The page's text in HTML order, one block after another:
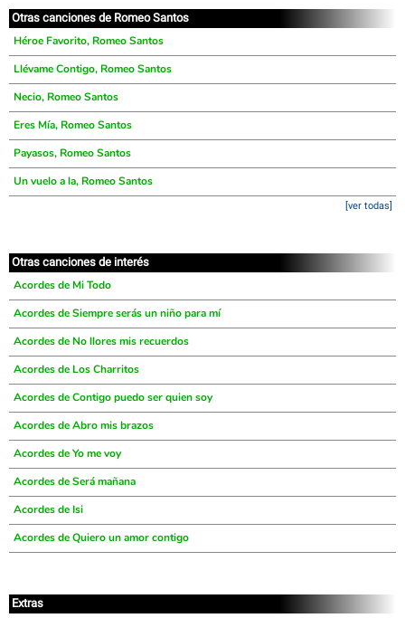
Otras canciones de Romeo Santos
Héroe Favorito, Romeo Santos
Llévame Contigo, Romeo Santos
Necio, Romeo Santos
Eres Mía, Romeo Santos
Payasos, Romeo Santos
Un vuelo a la, Romeo Santos
[ver todas]
Otras canciones de interés
Acordes de Mi Todo
Acordes de Siempre serás un niño para mí
Acordes de No llores mis recuerdos
Acordes de Los Charritos
Acordes de Contigo puedo ser quien soy
Acordes de Abro mis brazos
Acordes de Yo me voy
Acordes de Será mañana
Acordes de Isi
Acordes de Quiero un amor contigo
Extras